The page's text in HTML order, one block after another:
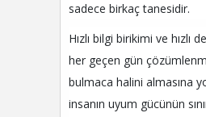
sadece birkaç tanesidir.
Hızlı bilgi birikimi ve hızlı
her geçen gün
bulmaca halini almasına
insanın uyum gücünün